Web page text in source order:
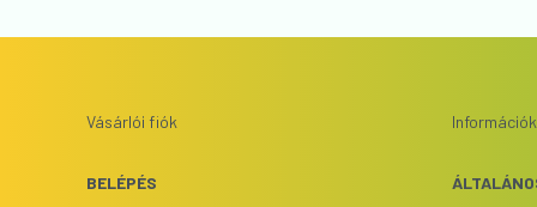
Vásárlói fiók
BELÉPÉS
Információk